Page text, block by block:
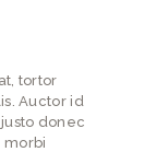
tortor
Auctor id
donec
morbi